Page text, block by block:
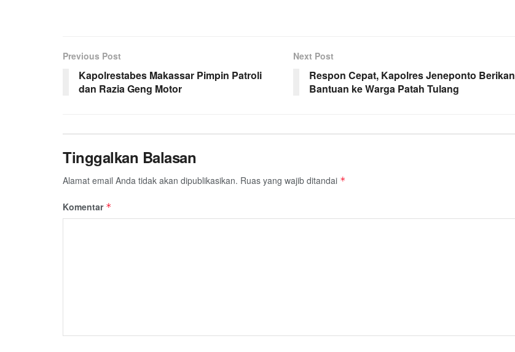
Previous Post
Kapolrestabes Makassar Pimpin Patroli
dan Razia Geng Motor
Next Post
Respon Cepat, Kapolres Jeneponto Berikan
Bantuan ke Warga Patah Tulang
Tinggalkan Balasan
Alamat email Anda tidak akan dipublikasikan. Ruas yang wajib ditandai *
Komentar *